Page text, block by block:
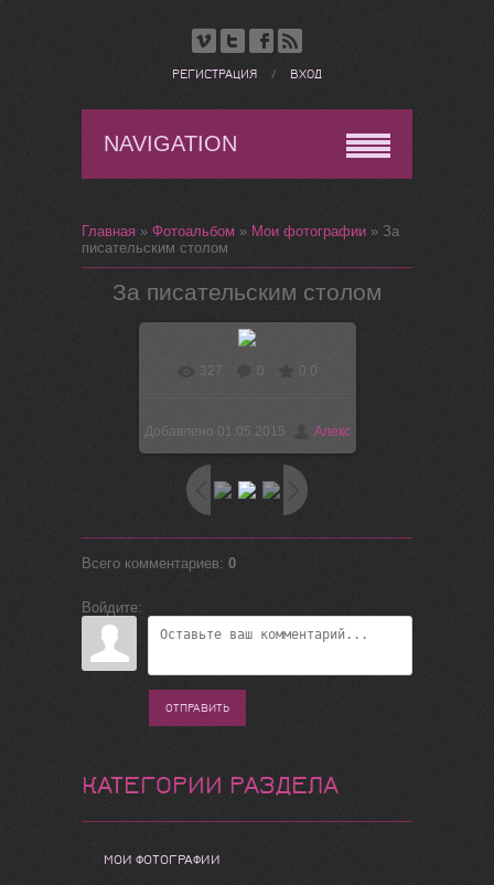
РЕГИСТРАЦИЯ / ВХОД
NAVIGATION
Главная » Фотоальбом » Мои фотографии » За
писательским столом
За писательским столом
В реальном размере
597x700/ 70.2Kb
327 0 0.0
Добавлено 01.05.2015 Алекс
Всего комментариев: 0
Войдите:
ОТПРАВИТЬ
КАТЕГОРИИ РАЗДЕЛА
МОИ ФОТОГРАФИИ